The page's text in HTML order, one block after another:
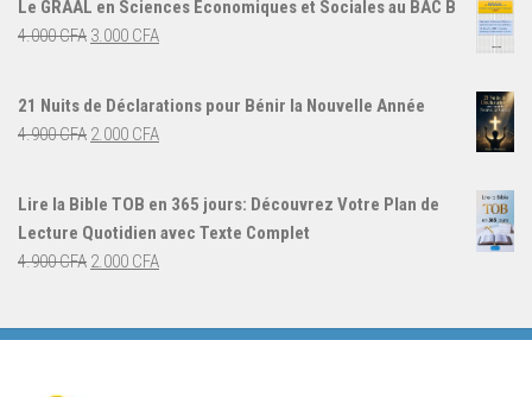
était :
Le GRAAL en Sciences Economiques et Sociales au BAC B
4.000CFA Le
4.000 CFA.
3.000 CFALe
3.000 CFA.
21 Nuits de Déclarations pour Bénir la Nouvelle Année
4.900CFA Le
4.900 CFA.
2.000 CFALe
Lire la Bible TOB en 365 jours: Découvrez Votre Plan de
Lecture Quotidien avec Texte Complet
4.900CFA Le
était :
2.000 CFALe
est :